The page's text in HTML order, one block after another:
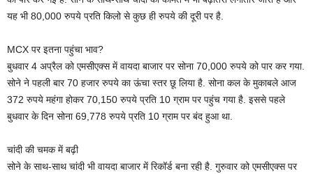
यह भी 80,000 रुपये प्रति किलो से कुछ ही रुपये की दूरी पर है.
MCX पर इतना पहुंचा भाव?
बुधवार 4 अप्रैल को एमसीएक्स में वायदा बाजार पर सोना 70,000 रुपये को पार कर गया.
सोने ने पहली बार 70 हजार रुपये का ऊंचा स्तर छू लिया है. सोना कल के मुकाबले आज
372 रुपये महंगा होकर 70,150 रुपये प्रति 10 ग्राम पर पहुंच गया है. इससे पहले
बुधवार के दिन सोना 69,778 रुपये प्रति 10 ग्राम पर बंद हुआ था.
चांदी की चमक में बढ़ी
सोने के साथ-साथ चांदी भी वायदा बाजार में रिकॉर्ड बना रही है. गुरुवार को एमसीएक्स पर